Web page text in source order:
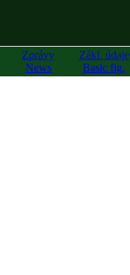
Zprávy
News
Zákl. údaje
Basic fig.